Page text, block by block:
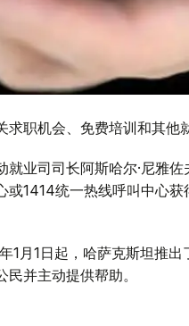
求职机会、免费培训和其他
就业司司长阿斯哈尔·尼雅
或1414统一热线呼叫中心
1月1日起，哈萨克斯坦推
并主动提供帮助。